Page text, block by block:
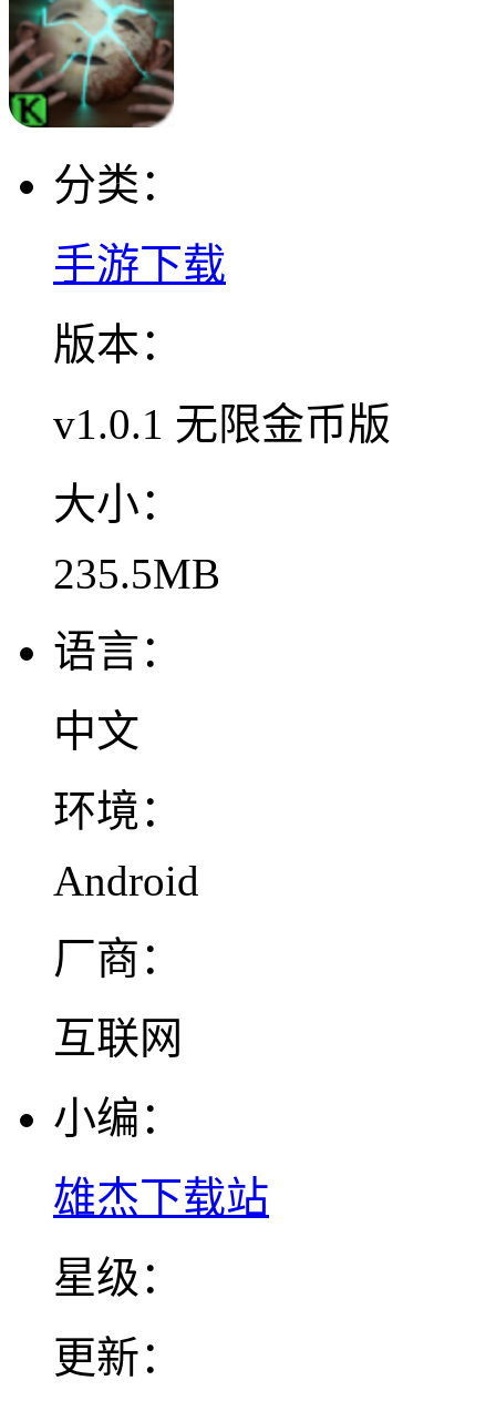
分类：
手游下载
版本：
v1.0.1 无限金币版
大小：
235.5MB
语言：
中文
环境：
Android
厂商：
互联网
小编：
雄杰下载站
星级：
更新：